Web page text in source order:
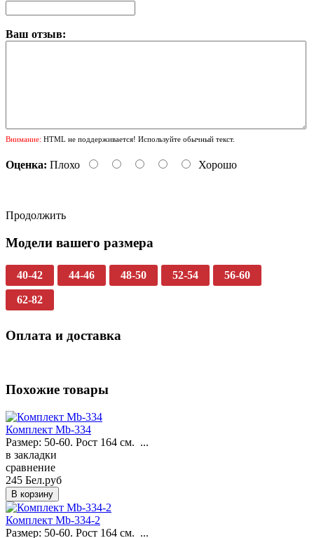
Ваш отзыв:
Внимание: HTML не поддерживается! Используйте обычный текст.
Оценка: Плохо Хорошо
Продолжить
Модели вашего размера
40-42 44-46 48-50 52-54 56-60
62-82
Оплата и доставка
Похожие товары
Комплект Mb-334
Размер: 50-60. Рост 164 см. ...
в закладки
сравнение
245 Бел.руб
Комплект Mb-334-2
Размер: 50-60. Рост 164 см. ...